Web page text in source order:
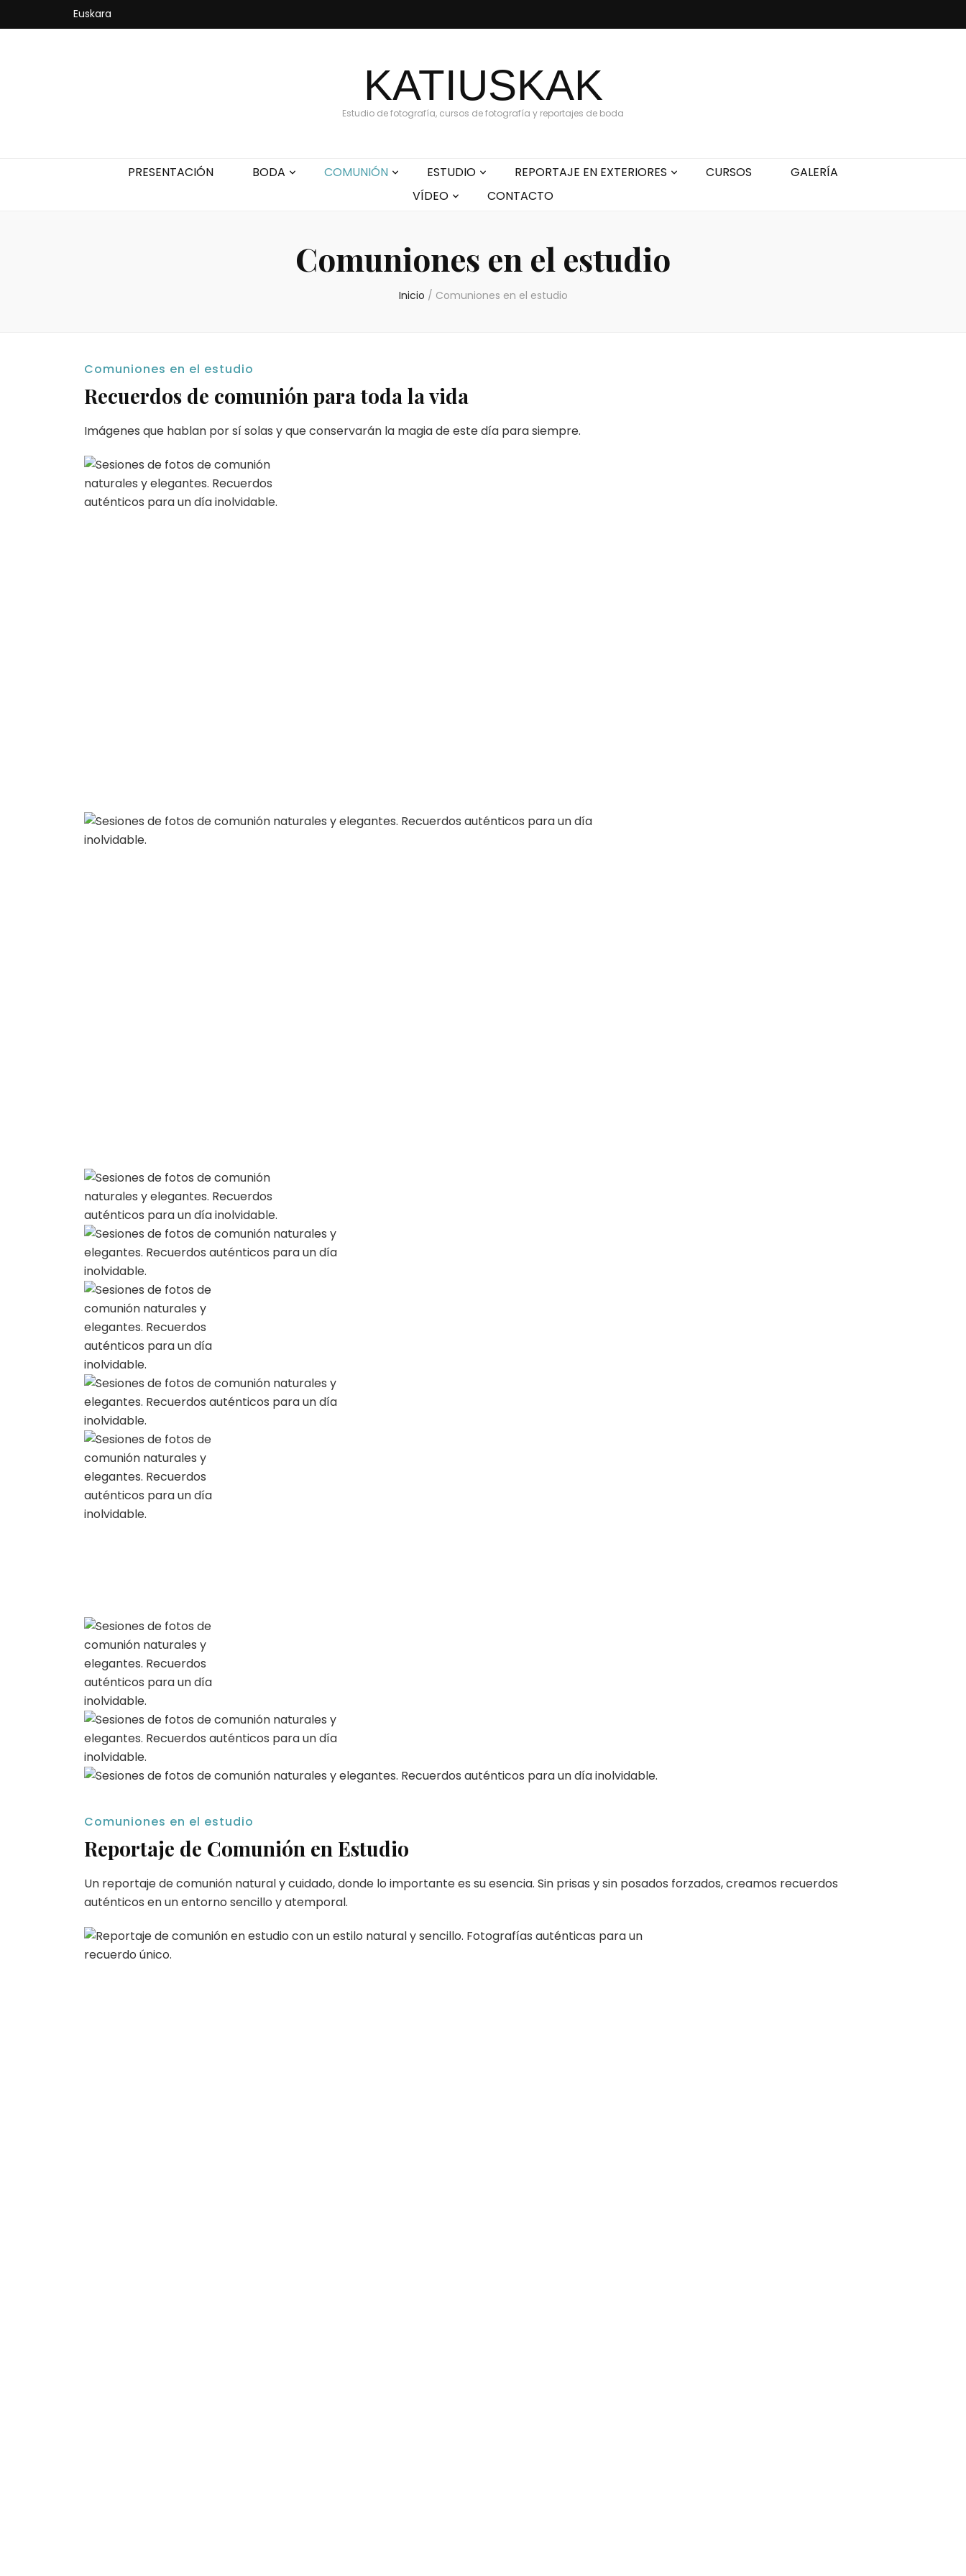
Euskara
KATIUSKAK
Estudio de fotografía, cursos de fotografía y reportajes de boda
PRESENTACIÓN BODA COMUNIÓN ESTUDIO REPORTAJE EN EXTERIORES CURSOS
GALERÍA
VÍDEO
CONTACTO
Comuniones en el estudio
Inicio / Comuniones en el estudio
Comuniones en el estudio
Recuerdos de comunión para toda la vida
Imágenes que hablan por sí solas y que conservarán la magia de este día para siempre.
Comuniones en el estudio
Reportaje de Comunión en Estudio
Un reportaje de comunión natural y cuidado, donde lo importante es su esencia. Sin prisas y sin posados forzados, creamos recuerdos
auténticos en un entorno sencillo y atemporal.